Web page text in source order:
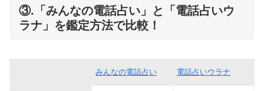
③.「みんなの電話占い」と「電話占いウ
ラナ」を鑑定方法で比較！
みんなの電話占い 電話占いウラナ